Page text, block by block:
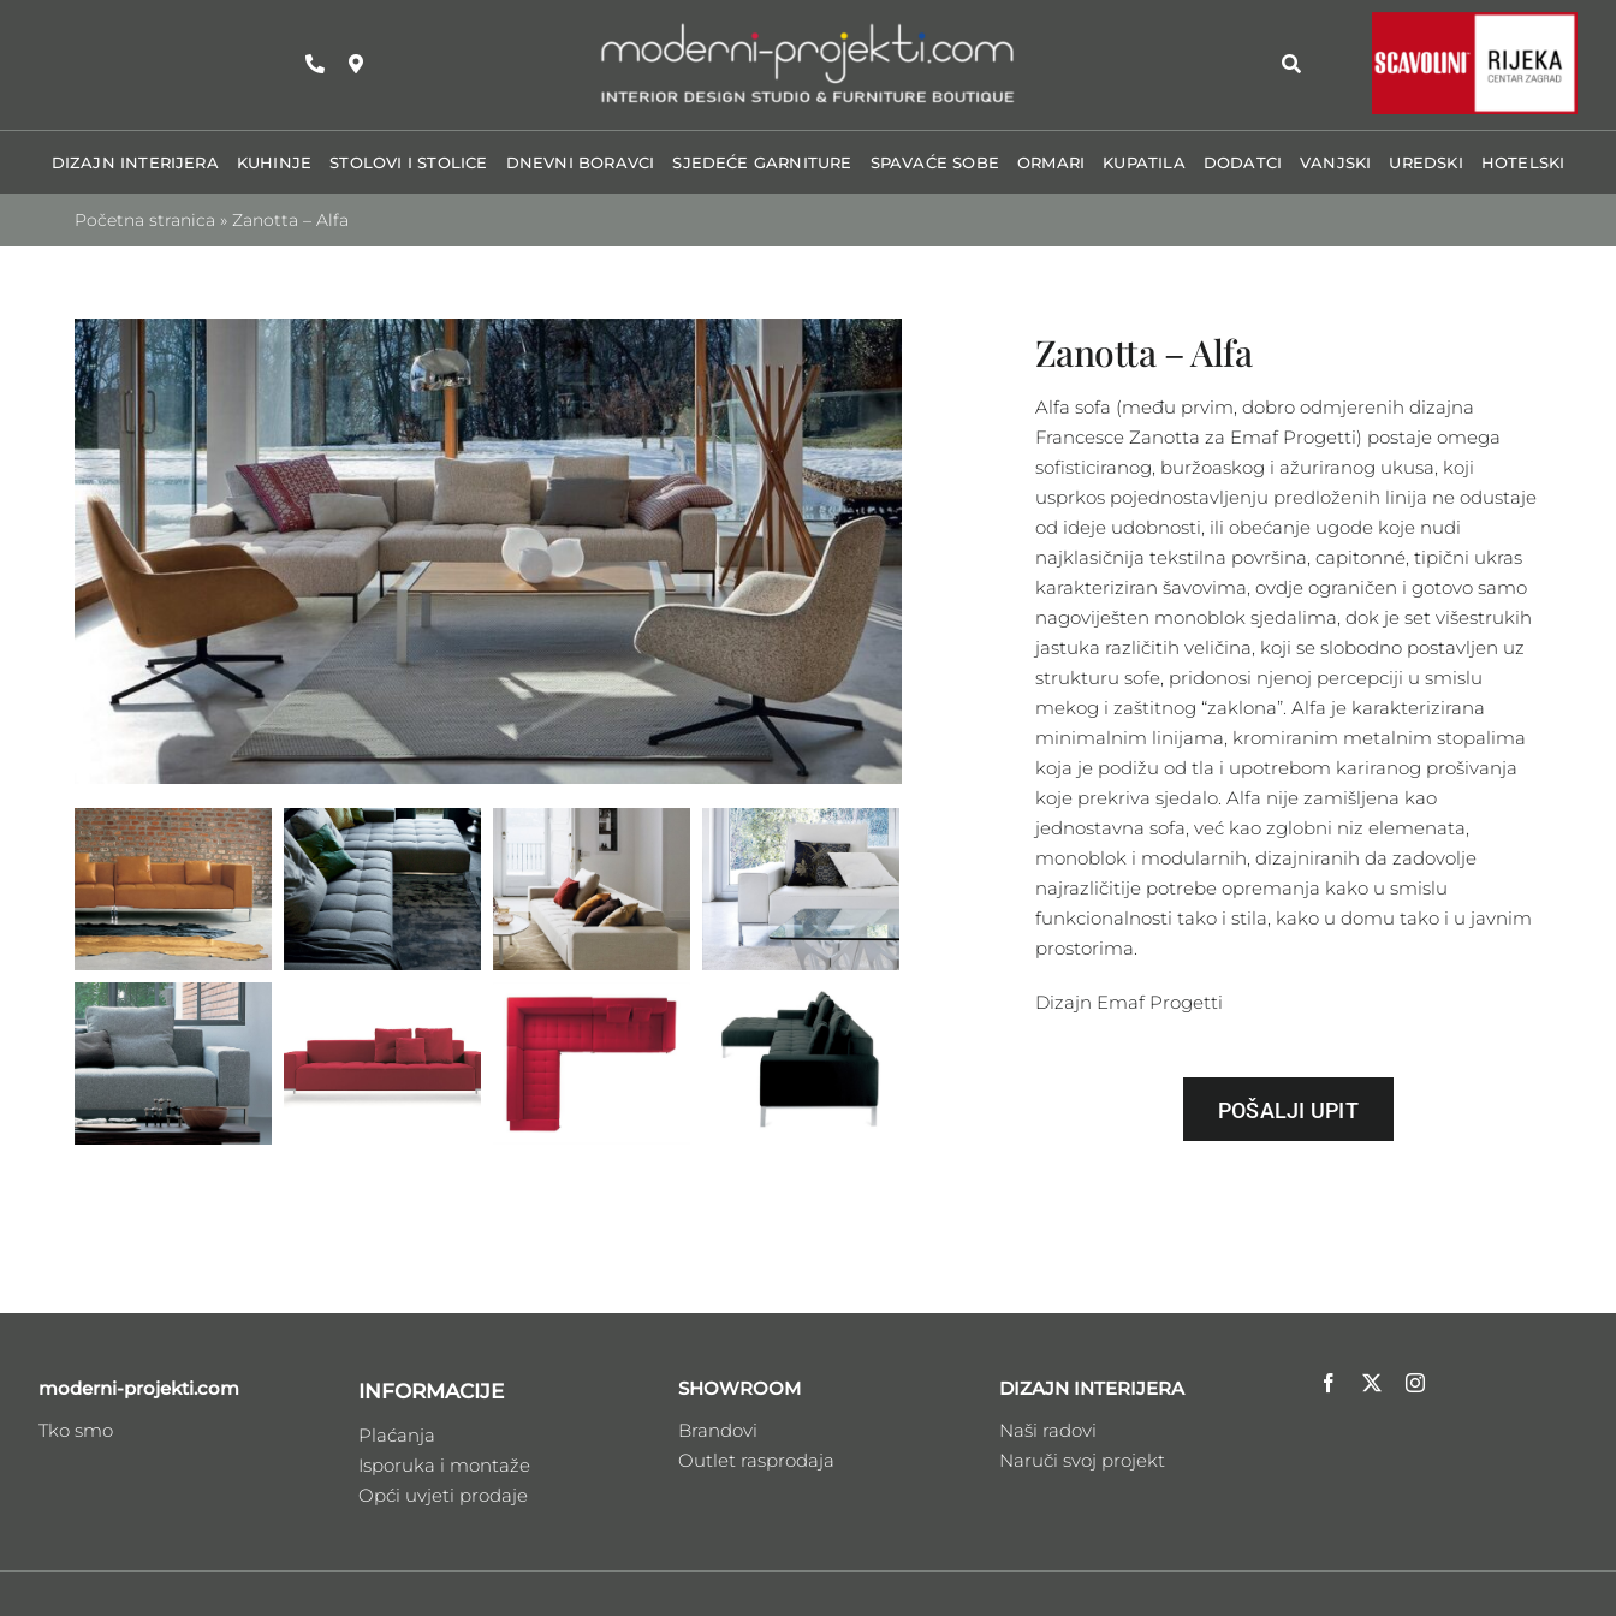
DIZAJN INTERIJERA KUHINJE STOLOVI I STOLICE DNEVNI BORAVCI SJEDEĆE GARNITURE SPAVAĆE SOBE ORMARI KUPATILA DODATCI VANJSKI UREDSKI HOTELSKI
Početna stranica » Zanotta – Alfa
Zanotta – Alfa
Alfa sofa (među prvim, dobro odmjerenih dizajna
Francesce Zanotta za Emaf Progetti) postaje omega
sofisticiranog, buržoaskog i ažuriranog ukusa, koji
usprkos pojednostavljenju predloženih linija ne odustaje
od ideje udobnosti, ili obećanje ugode koje nudi
najklasičnija tekstilna površina, capitonné, tipični ukras
karakteriziran šavovima, ovdje ograničen i gotovo samo
nagoviješten monoblok sjedalima, dok je set višestrukih
jastuka različitih veličina, koji se slobodno postavljen uz
strukturu sofe, pridonosi njenoj percepciji u smislu
mekog i zaštitnog “zaklona”. Alfa je karakterizirana
minimalnim linijama, kromiranim metalnim stopalima
koja je podižu od tla i upotrebom kariranog prošivanja
koje prekriva sjedalo. Alfa nije zamišljena kao
jednostavna sofa, već kao zglobni niz elemenata,
monoblok i modularnih, dizajniranih da zadovolje
najrazličitije potrebe opremanja kako u smislu
funkcionalnosti tako i stila, kako u domu tako i u javnim
prostorima.
Dizajn Emaf Progetti
POŠALJI UPIT
moderni-projekti.com
Tko smo
INFORMACIJE
Plaćanja
Isporuka i montaže
Opći uvjeti prodaje
SHOWROOM
Brandovi
Outlet rasprodaja
DIZAJN INTERIJERA
Naši radovi
Naruči svoj projekt